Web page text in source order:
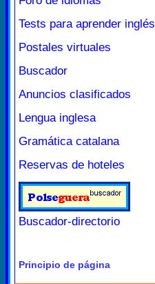
Tests para aprender inglés
Postales virtuales
Buscador
Anuncios clasificados
Lengua inglesa
Gramática catalana
Reservas de hoteles
Buscador-directorio
Principio de página